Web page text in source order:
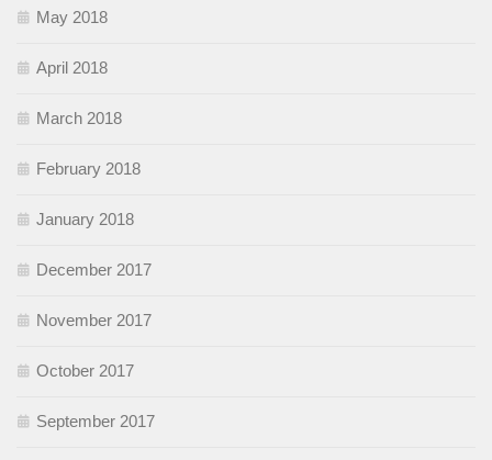
May 2018
April 2018
March 2018
February 2018
January 2018
December 2017
November 2017
October 2017
September 2017